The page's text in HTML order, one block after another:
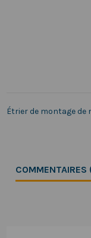
Étrier de montage
COMMENTAIRES